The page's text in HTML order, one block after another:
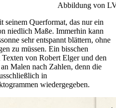
Abbildung von
seinem Querformat, das nur ein
niedlich Maße. Immerhin kann
sehr entspannt blättern, ohne
zu müssen. Ein bisschen
von Robert Elger und den
Malen nach Zahlen, denn die
in
wiedergegeben.